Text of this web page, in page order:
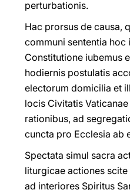
perturbationis.
Hac prorsus de causa,
communi sententia hoc
Constitutione iubemus
hodiernis postulatis
electorum domicilia et
locis Civitatis
rationibus, ad
cuncta pro Ecclesia ab
Spectata simul sacra
liturgicae actiones
ad interiores Spiritus